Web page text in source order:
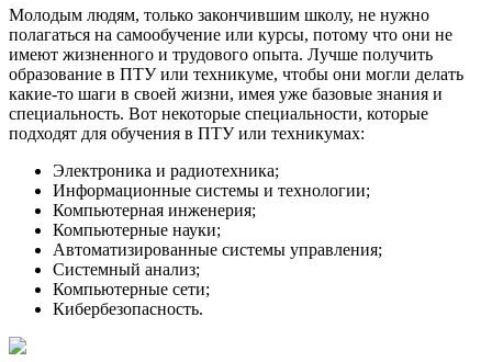
Молодым людям, только закончившим школу, не нужно
полагаться на самообучение или курсы, потому что они не
имеют жизненного и трудового опыта. Лучше получить
образование в ПТУ или техникуме, чтобы они могли делать
какие-то шаги в своей жизни, имея уже базовые знания и
специальность. Вот некоторые специальности, которые
подходят для обучения в ПТУ или техникумах:
Электроника и радиотехника;
Информационные системы и технологии;
Компьютерная инженерия;
Компьютерные науки;
Автоматизированные системы управления;
Системный анализ;
Компьютерные сети;
Кибербезопасность.